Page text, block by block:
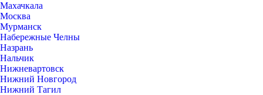
Махачкала
Москва
Мурманск
Набережные Челны
Назрань
Нальчик
Нижневартовск
Нижний Новгород
Нижний Тагил